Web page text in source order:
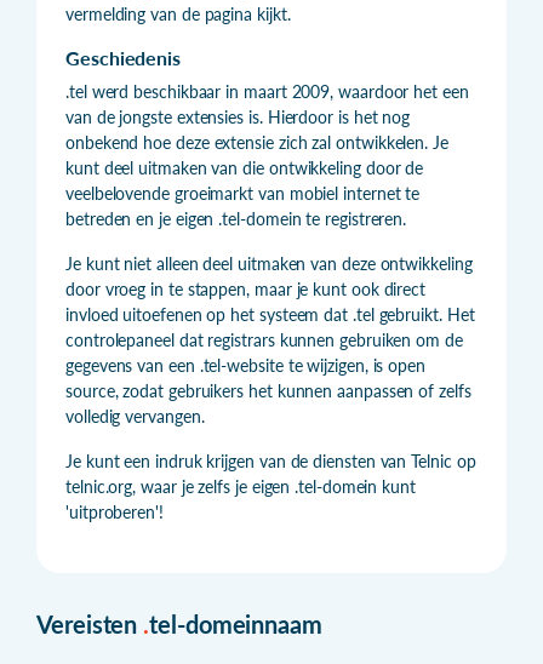
vermelding van de pagina kijkt.
Geschiedenis
.tel werd beschikbaar in maart 2009, waardoor het een
van de jongste extensies is. Hierdoor is het nog
onbekend hoe deze extensie zich zal ontwikkelen. Je
kunt deel uitmaken van die ontwikkeling door de
veelbelovende groeimarkt van mobiel internet te
betreden en je eigen .tel-domein te registreren.
Je kunt niet alleen deel uitmaken van deze ontwikkeling
door vroeg in te stappen, maar je kunt ook direct
invloed uitoefenen op het systeem dat .tel gebruikt. Het
controlepaneel dat registrars kunnen gebruiken om de
gegevens van een .tel-website te wijzigen, is open
source, zodat gebruikers het kunnen aanpassen of zelfs
volledig vervangen.
Je kunt een indruk krijgen van de diensten van Telnic op
telnic.org, waar je zelfs je eigen .tel-domein kunt
'uitproberen'!
Vereisten .tel-domeinnaam